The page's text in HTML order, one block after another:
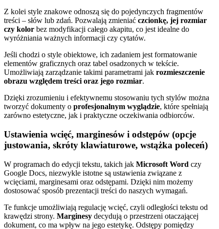
Z kolei style znakowe odnoszą się do pojedynczych fragmentów
treści – słów lub zdań. Pozwalają zmieniać czcionkę, jej rozmiar
czy kolor bez modyfikacji całego akapitu, co jest idealne do
wyróżniania ważnych informacji czy cytatów.
Jeśli chodzi o style obiektowe, ich zadaniem jest formatowanie
elementów graficznych oraz tabel osadzonych w tekście.
Umożliwiają zarządzanie takimi parametrami jak rozmieszczenie
obrazu względem treści oraz jego rozmiar.
Dzięki zrozumieniu i efektywnemu stosowaniu tych stylów można
tworzyć dokumenty o profesjonalnym wyglądzie, które spełniają
zarówno estetyczne, jak i praktyczne oczekiwania odbiorców.
Ustawienia wcięć, marginesów i odstępów (opcje
justowania, skróty klawiaturowe, wstążka poleceń)
W programach do edycji tekstu, takich jak Microsoft Word czy
Google Docs, niezwykle istotne są ustawienia związane z
wcięciami, marginesami oraz odstępami. Dzięki nim możemy
dostosować sposób prezentacji treści do naszych wymagań.
Te funkcje umożliwiają regulację wcięć, czyli odległości tekstu od
krawędzi strony. Marginesy decydują o przestrzeni otaczającej
dokument, co ma wpływ na jego estetykę. Odstępy pomiędzy